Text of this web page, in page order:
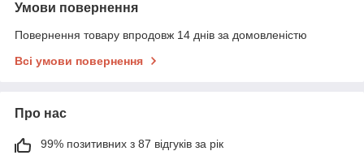
Умови повернення
Повернення товару впродовж 14 днів за домовленістю
Всі умови повернення
Про нас
99% позитивних з 87 відгуків за рік